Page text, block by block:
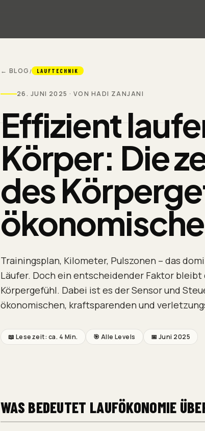
← BLOG / LAUFTECHNIK
26. JUNI 2025 · VON HADI ZANJANI
Effizient
Körper: Die
des
Trainingsplan, Kilometer, Pulszonen – das
Läufer. Doch ein entscheidender Faktor
Körpergefühl. Dabei ist es der Sensor und
ökonomischen, kraftsparenden und
📖 Lesezeit: ca. 4 Min. 🎯 Alle Levels 📅 Juni 2025
WAS BEDEUTET LAUFÖKONOMIE